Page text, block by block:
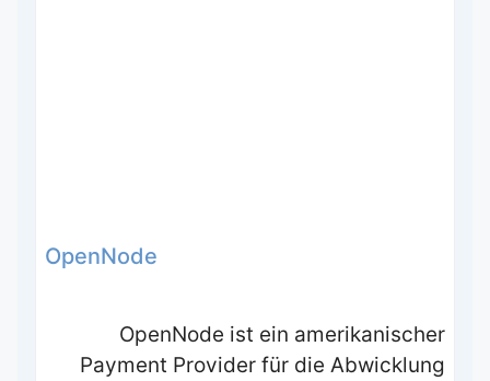
OpenNode
OpenNode ist ein amerikanischer
Payment Provider für die Abwicklung